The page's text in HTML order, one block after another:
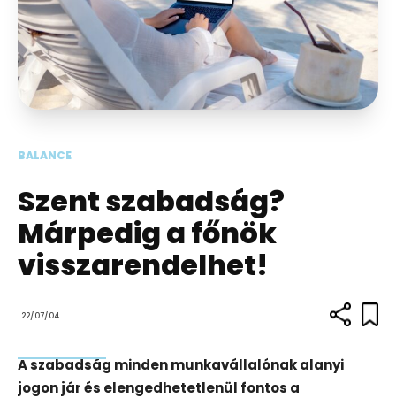
BALANCE
Szent szabadság?
Márpedig a főnök
visszarendelhet!
22/07/04
A szabadság minden munkavállalónak alanyi
jogon jár és elengedhetetlenül fontos a